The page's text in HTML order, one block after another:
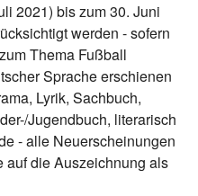
2021) bis zum 30. Juni
werden - sofern
Thema Fußball
Sprache erschienen
Lyrik, Sachbuch,
Jugendbuch, literarisch
- alle Neuerscheinungen
auf die Auszeichnung als